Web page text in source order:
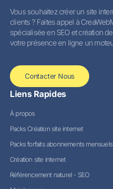
Vous souhaitez créer un site
clients ? Faites appel à
spécialisée en SEO et création
votre présence en ligne un
Contacter Nous
Liens Rapides
À propos
Packs Création site internet
Packs forfaits abonnements mensuels
Création site internet
Référencement naturel - SEO